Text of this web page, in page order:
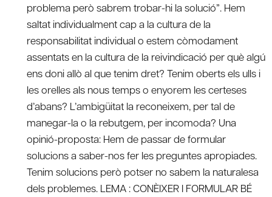
problema però sabrem trobar-hi la solució”. Hem
saltat individualment cap a la cultura de la
responsabilitat individual o estem còmodament
assentats en la cultura de la reivindicació per què algú
ens doni allò al que tenim dret? Tenim oberts els ulls i
les orelles als nous temps o enyorem les certeses
d’abans? L’ambigüitat la reconeixem, per tal de
manegar-la o la rebutgem, per incomoda? Una
opinió-proposta: Hem de passar de formular
solucions a saber-nos fer les preguntes apropiades.
Tenim solucions però potser no sabem la naturalesa
dels problemes. LEMA : CONÈIXER I FORMULAR BÉ